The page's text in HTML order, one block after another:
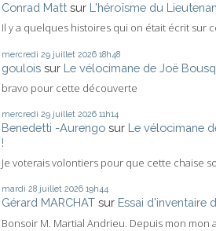
Conrad Matt sur L'héroïsme du
Il y a quelques histoires qui on était écrit sur
mercredi 29 juillet 2026 18h48
goulois sur Le vélocimane de Joë
bravo pour cette découverte
mercredi 29 juillet 2026 11h14
Benedetti -Aurengo sur Le vélocimane
!
Je voterais volontiers pour que cette chaise
mardi 28 juillet 2026 19h44
Gérard MARCHAT sur Essai d'inventaire
Bonsoir M. Martial Andrieu. Depuis mon mon